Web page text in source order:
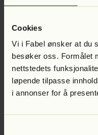
Cookies
Vi i Fabel ønsker at du
besøker oss. Formålet
nettstedets
løpende tilpasse
i annonser for å